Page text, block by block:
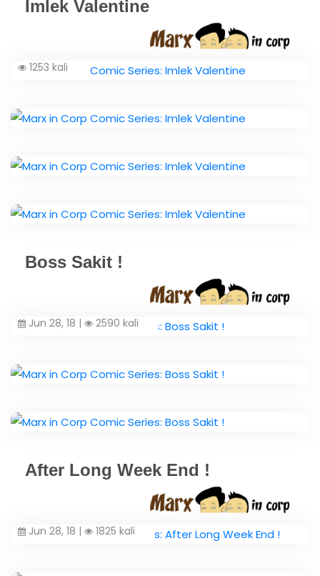
Imlek Valentine
1253 kali
Boss Sakit !
Jun 28, 18 | 2590 kali
After Long Week End !
Jun 28, 18 | 1825 kali